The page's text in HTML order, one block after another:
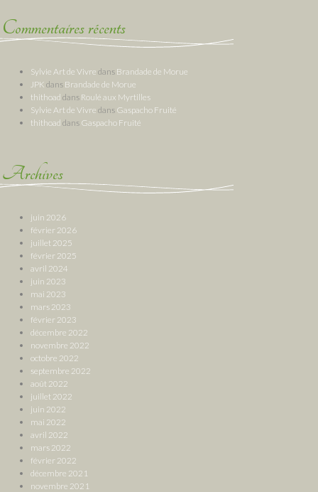
Commentaires récents
Sylvie Art de Vivre dans Brandade de Morue
JPK dans Brandade de Morue
thithoad dans Roulé aux Myrtilles
Sylvie Art de Vivre dans Gaspacho Fruité
thithoad dans Gaspacho Fruité
Archives
juin 2026
février 2026
juillet 2025
février 2025
avril 2024
juin 2023
mai 2023
mars 2023
février 2023
décembre 2022
novembre 2022
octobre 2022
septembre 2022
août 2022
juillet 2022
juin 2022
mai 2022
avril 2022
mars 2022
février 2022
décembre 2021
novembre 2021